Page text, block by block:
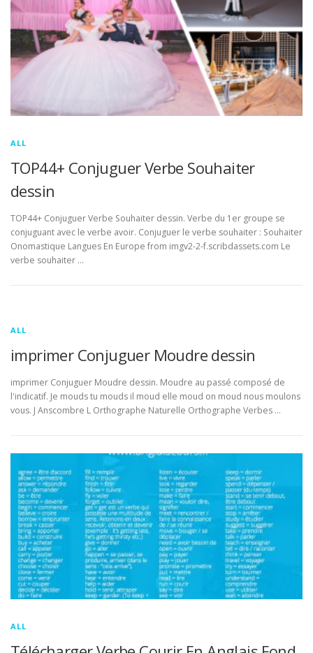
ALL
TOP44+ Conjuguer Verbe Souhaiter
dessin
TOP44+ Conjuguer Verbe Souhaiter dessin. Verbe du 1er groupe se
conjuguant avec le verbe avoir. Conjuguer le verbe souhaiter : Souhaiter
Onomastique Langues En Europe from imgv2-2-f.scribdassets.com Le
verbe souhaiter …
ALL
imprimer Conjuguer Moudre dessin
imprimer Conjuguer Moudre dessin. Moudre au passé composé de
l'indicatif. Je mouds tu mouds il moud elle moud on moud nous moulons
vous. J Anscombre L Orthographe Naturelle Orthographe Verbes …
ALL